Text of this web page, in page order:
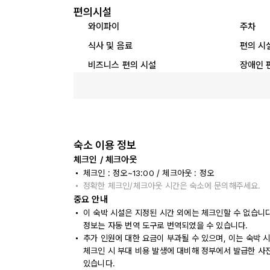
편의시설
와이파이
주차
식사 및 음료
편의 시
비즈니스 편의 시설
장애인
숙소 이용 정보
체크인 / 체크아웃
체크인 : 정오~13:00 / 체크아웃 : 정오
정확한 체크인/체크아웃 시간은 숙소에 문의해주세요.
중요 안내
이 숙박 시설은 지정된 시간 외에는 체크인할 수 없습
정보는 자동 번역 도구로 번역되었을 수 있습니다.
추가 인원에 대한 요금이 부과될 수 있으며, 이는 숙박
체크인 시 부대 비용 발생에 대비해 정부에서 발급한
있습니다.